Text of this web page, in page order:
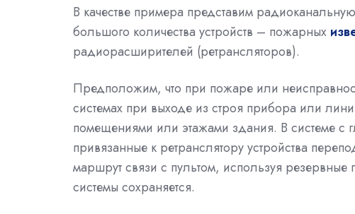
В качестве примера представим
большого количества устройств – пожарных
радиорасширителей (ретрансляторов).
Предположим, что при пожаре или
системах при выходе из строя прибора или
помещениями или этажами здания. В системе
привязанные к ретранслятору устройства
маршрут связи с пультом, используя резервные
системы сохраняется.